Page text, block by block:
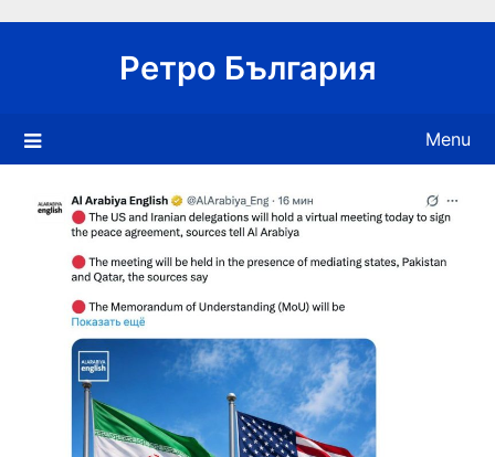
Ретро България
Menu